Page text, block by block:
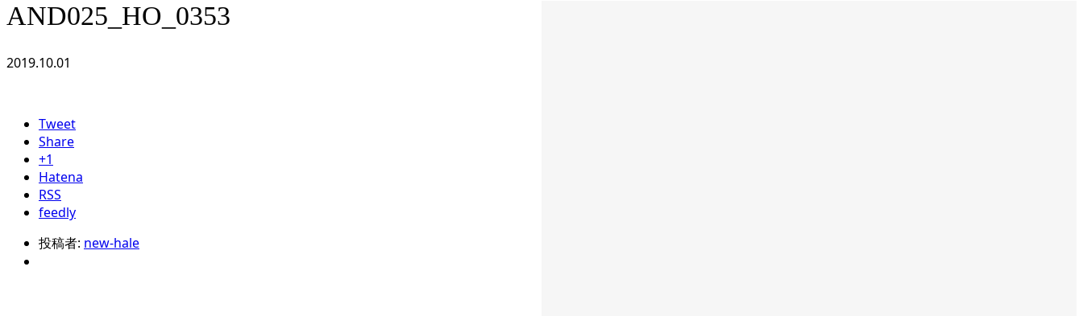
AND025_HO_0353
2019.10.01
Tweet
Share
+1
Hatena
RSS
feedly
投稿者: new-hale